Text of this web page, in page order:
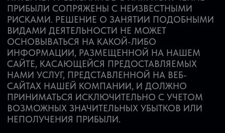
Ответственность потребителя
ПОТРЕБИТЕЛИ НАШЕЙ ПРОДУКЦИИ И УСЛУГ,
ПОСЕТИТЕЛИ ВЕБ-САЙТОВ НАШЕЙ КОМПАНИИ
ДОЛЖНЫ ПОЛАГАТЬСЯ НА СВОЙ ЗДРАВЫЙ
СМЫСЛ И РАСЧИТЫВАТЬ НА СОБСТВЕННЫЕ
СИЛЫ ПРИ ПРИНЯТИИ РЕШЕНИЙ,
КАСАЮЩИХСЯ ВЕДЕНИЯ БИЗНЕСА. ВСЯ
ПРЕДОСТАВЛЕННАЯ ИНФОРМАЦИЯ
ОТНОСИТЕЛЬНО ПРОДУКТОВ И УСЛУГ
ДОЛЖНА ПРОЙТИ НЕЗАВИСИМУЮ
ЭКСПЕРТНУЮ ОЦЕНКУ
КВАЛИФИЦИРОВАННЫМИ
ПРОФЕССИОНАЛАМИ. ПРЕДСТАВЛЕННАЯ НА
САЙТАХ НАШЕЙ КОМПАНИИ НАША